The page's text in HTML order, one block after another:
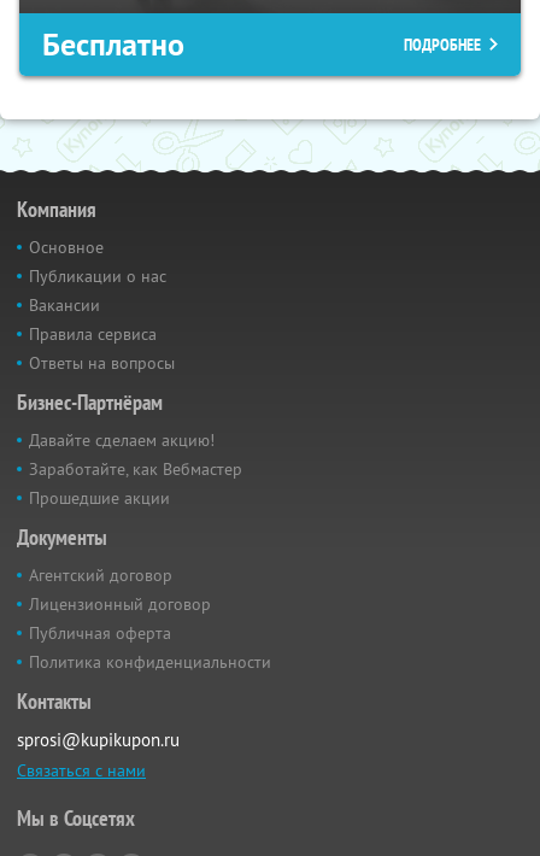
Бесплатно ПОДРОБНЕЕ
Компания
Основное
Публикации о нас
Вакансии
Правила сервиса
Ответы на вопросы
Бизнес-Партнёрам
Давайте сделаем акцию!
Заработайте, как Вебмастер
Прошедшие акции
Документы
Агентский договор
Лицензионный договор
Публичная оферта
Политика конфиденциальности
Контакты
sprosi@kupikupon.ru
Связаться с нами
Мы в Соцсетях